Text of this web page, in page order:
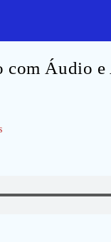
com Áudio e